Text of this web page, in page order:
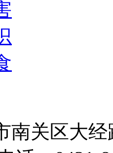
南关区大